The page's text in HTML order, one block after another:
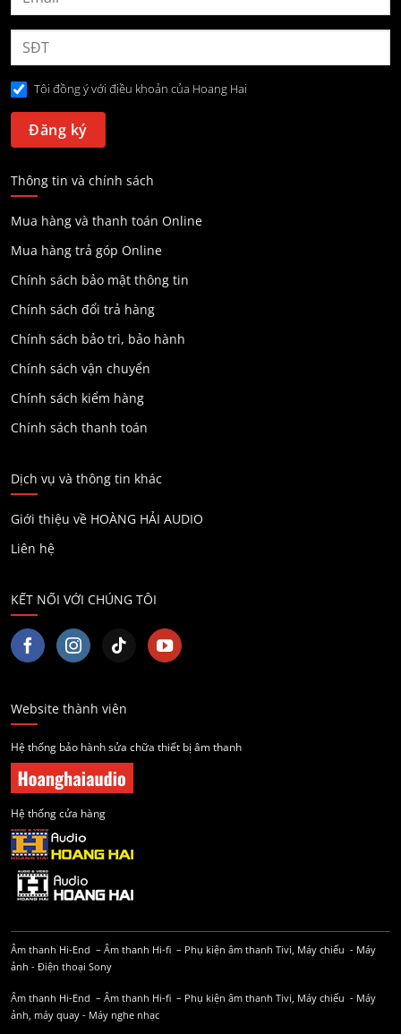
Tôi đồng ý với điều khoản của Hoang Hai
Thông tin và chính sách
Mua hàng và thanh toán Online
Mua hàng trả góp Online
Chính sách bảo mật thông tin
Chính sách đổi trả hàng
Chính sách bảo trì, bảo hành
Chính sách vận chuyển
Chính sách kiểm hàng
Chính sách thanh toán
Dịch vụ và thông tin khác
Giới thiệu về HOÀNG HẢI AUDIO
Liên hệ
KẾT NỐI VỚI CHÚNG TÔI
Website thành viên
Hệ thống bảo hành sửa chữa thiết bị âm thanh
Hệ thống cửa hàng
Âm thanh Hi-End – Âm thanh Hi-fi – Phụ kiện âm thanh Tivi, Máy chiếu - Máy
ảnh - Điện thoại Sony
Âm thanh Hi-End – Âm thanh Hi-fi – Phụ kiện âm thanh Tivi, Máy chiếu - Máy
ảnh, máy quay - Máy nghe nhạc